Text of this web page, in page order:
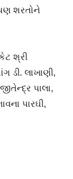
પણ શરતોને
શ્રી
ડી. લાખાણી,
પાલા,
પારઘી,